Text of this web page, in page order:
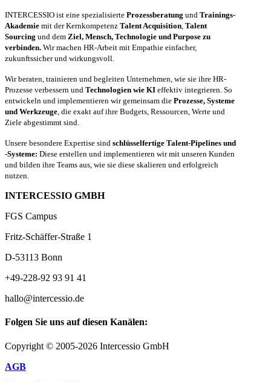
INTERCESSIO ist eine spezialisierte Prozessberatung und Trainings-
Akademie mit der Kernkompetenz Talent Acquisition, Talent
Sourcing und dem Ziel, Mensch, Technologie und Purpose zu
verbinden. Wir machen HR-Arbeit mit Empathie einfacher,
zukunftssicher und wirkungsvoll.
Wir beraten, trainieren und begleiten Unternehmen, wie sie ihre HR-
Prozesse verbessern und Technologien wie KI effektiv integrieren. So
entwickeln und implementieren wir gemeinsam die Prozesse, Systeme
und Werkzeuge, die exakt auf ihre Budgets, Ressourcen, Werte und
Ziele abgestimmt sind.
Unsere besondere Expertise sind schlüsselfertige Talent-Pipelines und
-Systeme: Diese erstellen und implementieren wir mit unseren Kunden
und bilden ihre Teams aus, wie sie diese skalieren und erfolgreich
nutzen.
INTERCESSIO GMBH
FGS Campus
Fritz-Schäffer-Straße 1
D-53113 Bonn
+49-228-92 93 91 41
hallo@intercessio.de
Folgen Sie uns auf diesen Kanälen:
Copyright © 2005-2026 Intercessio GmbH
AGB